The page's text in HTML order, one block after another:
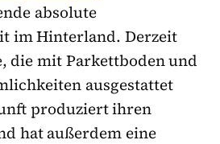
absolute
im Hinterland. Derzeit
die mit Parkettboden und
ausgestattet
produziert ihren
hat außerdem eine